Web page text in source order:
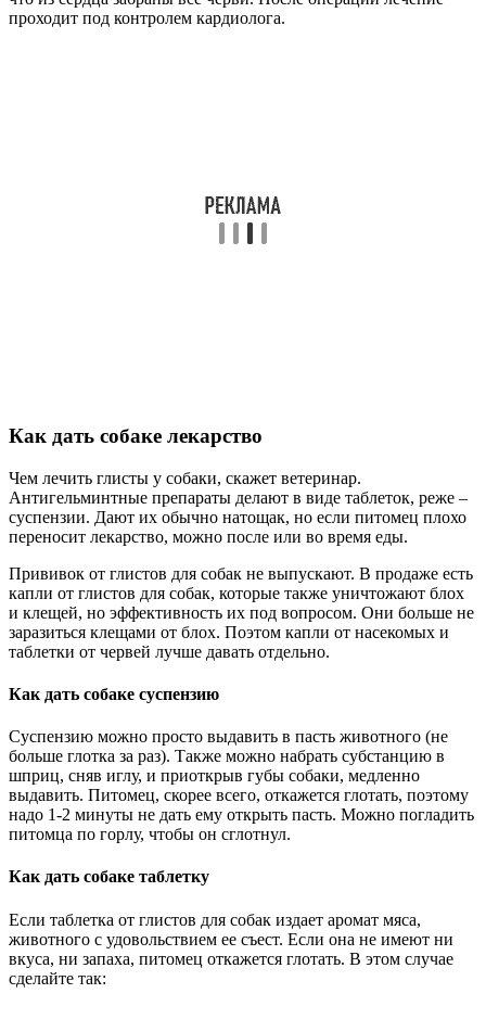
проходит под контролем кардиолога.
Как дать собаке лекарство
Чем лечить глисты у собаки, скажет ветеринар.
Антигельминтные препараты делают в виде таблеток, реже –
суспензии. Дают их обычно натощак, но если питомец плохо
переносит лекарство, можно после или во время еды.
Прививок от глистов для собак не выпускают. В продаже есть
капли от глистов для собак, которые также уничтожают блох
и клещей, но эффективность их под вопросом. Они больше не
заразиться клещами от блох. Поэтом капли от насекомых и
таблетки от червей лучше давать отдельно.
Как дать собаке суспензию
Суспензию можно просто выдавить в пасть животного (не
больше глотка за раз). Также можно набрать субстанцию в
шприц, сняв иглу, и приоткрыв губы собаки, медленно
выдавить. Питомец, скорее всего, откажется глотать, поэтому
надо 1-2 минуты не дать ему открыть пасть. Можно погладить
питомца по горлу, чтобы он сглотнул.
Как дать собаке таблетку
Если таблетка от глистов для собак издает аромат мяса,
животного с удовольствием ее съест. Если она не имеют ни
вкуса, ни запаха, питомец откажется глотать. В этом случае
сделайте так: